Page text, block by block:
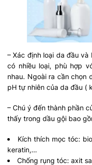
– Xác định loại da đầu
có nhiều loại, phù hợp
nhau. Ngoài ra cần chọn
pH tự nhiên của da đầu (
– Chú ý đến thành phần
thấy trong dầu gội bao
Kích thích mọc tóc:
keratin,…
Chống rụng tóc: axit